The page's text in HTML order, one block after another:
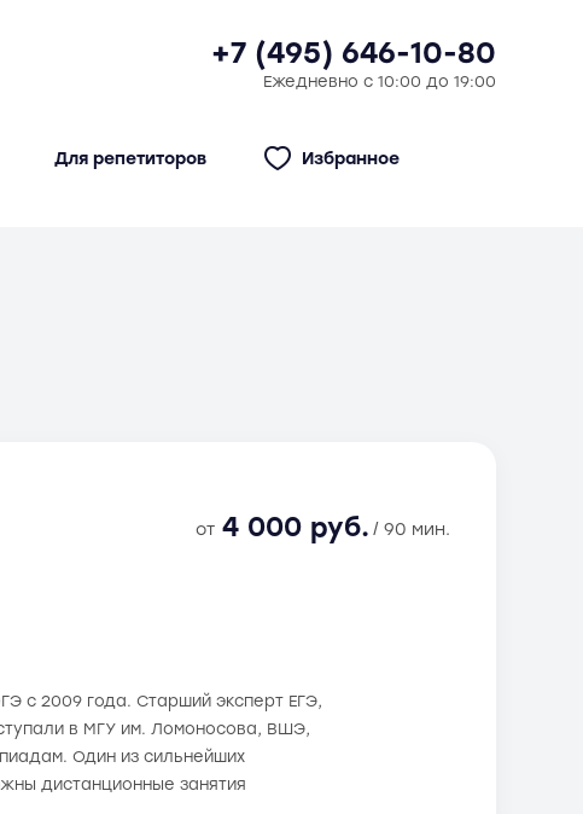
+7 (495) 646-10-80
Ежедневно с 10:00 до 19:00
Для репетиторов Избранное
от 4 000 руб. / 90 мин.
с 2009 года. Старший эксперт ЕГЭ,
в МГУ им. Ломоносова, ВШЭ,
Один из сильнейших
дистанционные занятия